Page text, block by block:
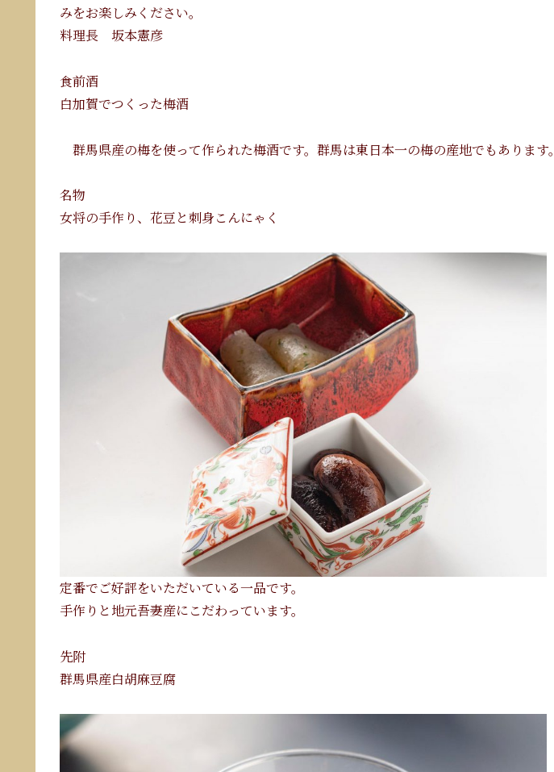
みをお楽しみください。
料理長 坂本憲彦
食前酒
白加賀でつくった梅酒
群馬県産の梅を使って作られた梅酒です。群馬は東日本一の梅の産地でもあります。
名物
女将の手作り、花豆と刺身こんにゃく
定番でご好評をいただいている一品です。
手作りと地元吾妻産にこだわっています。
先附
群馬県産白胡麻豆腐